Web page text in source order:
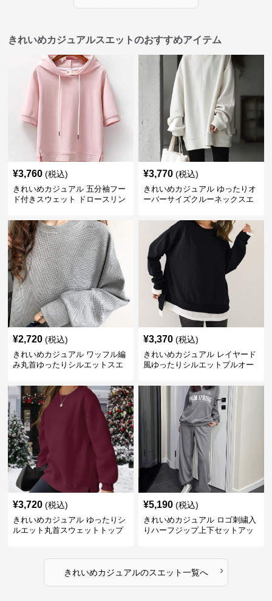
きれいめカジュアルスエットのおすすめアイテム
¥3,760 (税込)
きれいめカジュアル 五分袖フー
ド付きスウェット ドロースリン
¥3,770 (税込)
きれいめカジュアル ゆったりオ
ーバーサイズクルーネックスエ
¥2,720 (税込)
きれいめカジュアル ワッフル編
み丸首ゆったりシルエットスエ
¥3,370 (税込)
きれいめカジュアル レイヤード
風ゆったりシルエットプルオー
¥3,720 (税込)
きれいめカジュアル ゆったりシ
ルエット丸首スウェットトップ
¥5,190 (税込)
きれいめカジュアル ロゴ刺繍入
りハーフジップ上下セットアッ
きれいめカジュアルのスエット一覧へ ›